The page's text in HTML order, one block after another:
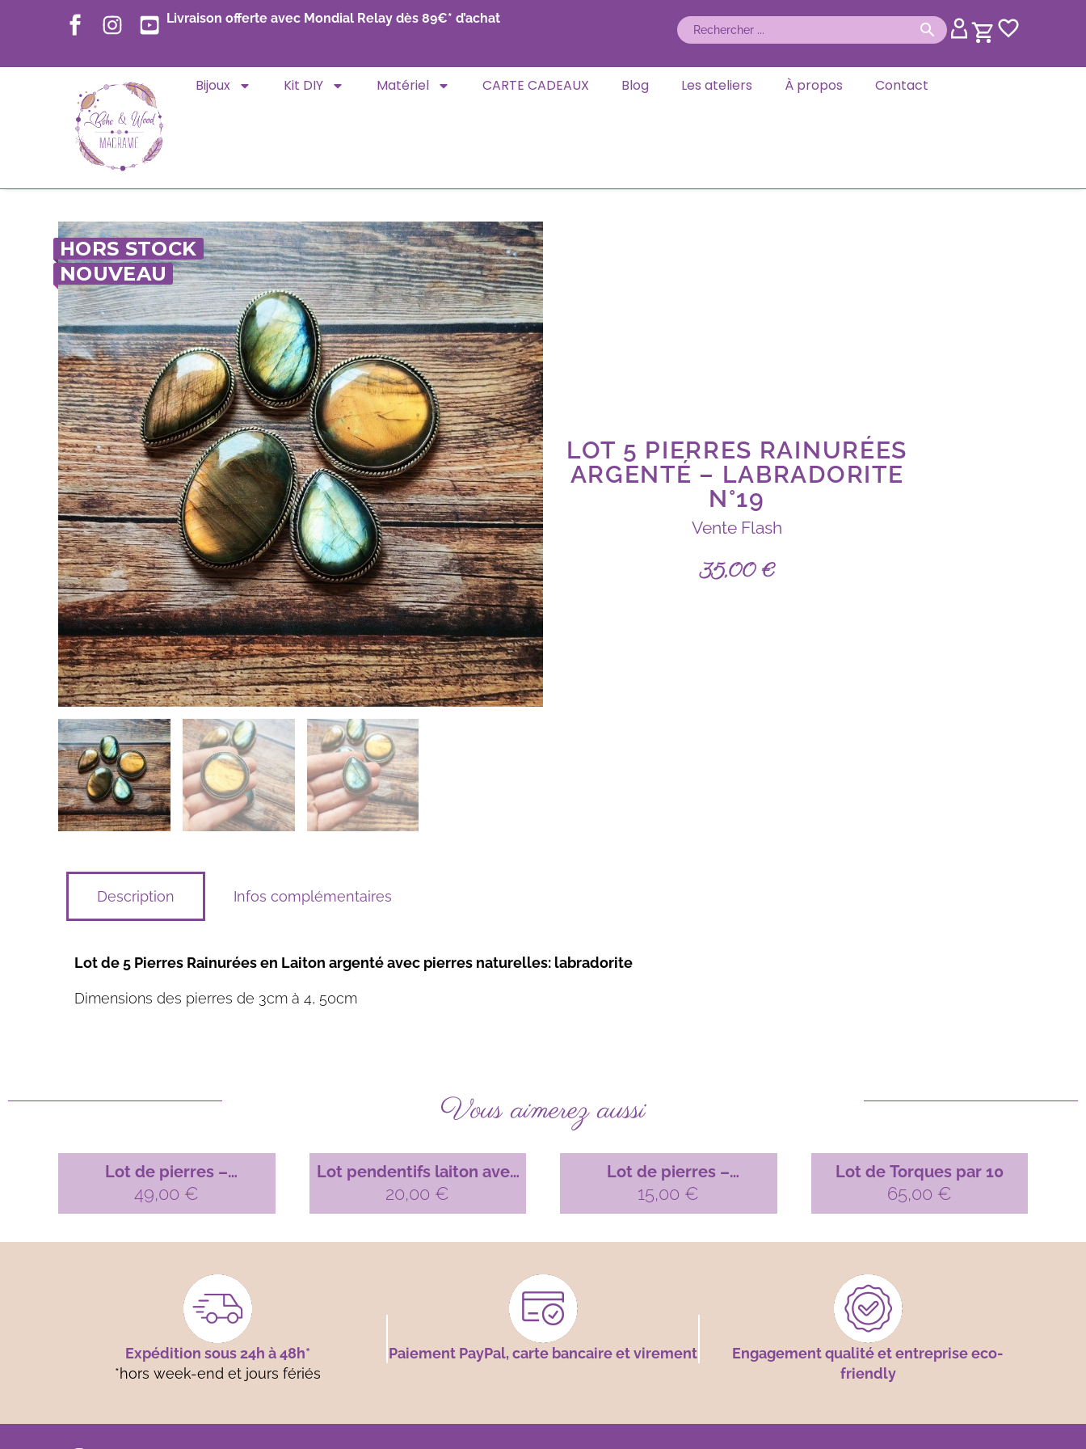
Livraison offerte avec Mondial Relay dès 89€* d’achat
Bijoux Kit DIY Matériel CARTE CADEAUX Blog Les ateliers À propos Contact
HORS STOCK
NOUVEAU
LOT 5 PIERRES RAINURÉES
ARGENTÉ – LABRADORITE
N°19
Vente Flash
35,00€
Description Infos complémentaires
Lot de 5 Pierres Rainurées en Laiton argenté avec pierres naturelles: labradorite
Dimensions des pierres de 3cm à 4, 50cm
Vous aimerez aussi
Lot de pierres –
labradorites n°30 X 10
49,00 €
Lot pendentifs laiton avec
pierres n°10 X 05
20,00 €
Lot de pierres –
labradorites n°18 X 10
15,00 €
Lot de Torques par 10
65,00 €
Expédition sous 24h à 48h*
*hors week-end et jours fériés
Paiement PayPal, carte bancaire et virement
Engagement qualité et entreprise eco-
friendly